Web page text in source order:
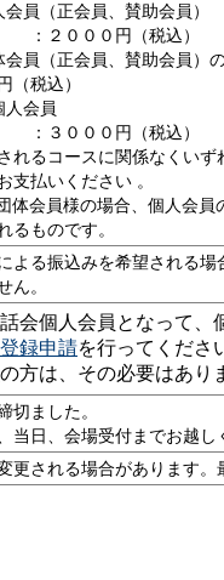
員（正会員、賛助会員）
００円（税込） ・
会員（正会員、賛助会員）
税込）
人会員
００円（税込） ・
れるコースに関係なくいず
払いください 。
体会員様の場合、個人会員
ものです。
よる振込みを希望される場
ん。
会個人会員となって
録申請を行ってくださ
方は、その必要はあり
ました。
当日、会場受付までお越し
更される場合があります